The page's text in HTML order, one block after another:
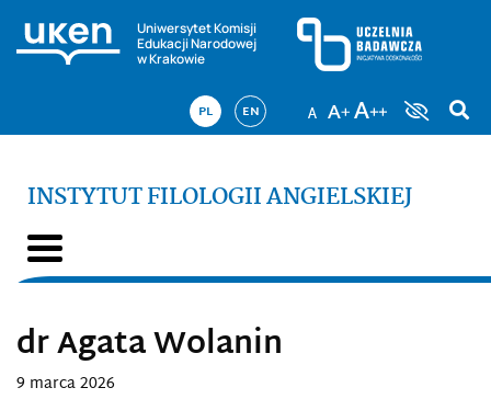
Uniwersytet Komisji
Edukacji Narodowej
w Krakowie
PL EN
INSTYTUT FILOLOGII ANGIELSKIEJ
dr Agata Wolanin
9 marca 2026